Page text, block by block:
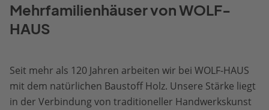
Mehrfamilienhäuser von WOLF-
HAUS
Seit mehr als 120 Jahren arbeiten wir bei WOLF-HAUS
mit dem natürlichen Baustoff Holz. Unsere Stärke liegt
in der Verbindung von traditioneller Handwerkskunst